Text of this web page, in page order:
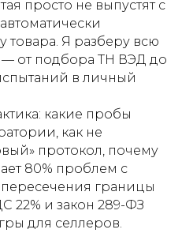
просто не выпустят с
товара. Я разберу всю
от подбора ТН ВЭД до
в личный
какие пробы
как не
протокол, почему
80% проблем с
границы
22% и закон 289-ФЗ
для селлеров.